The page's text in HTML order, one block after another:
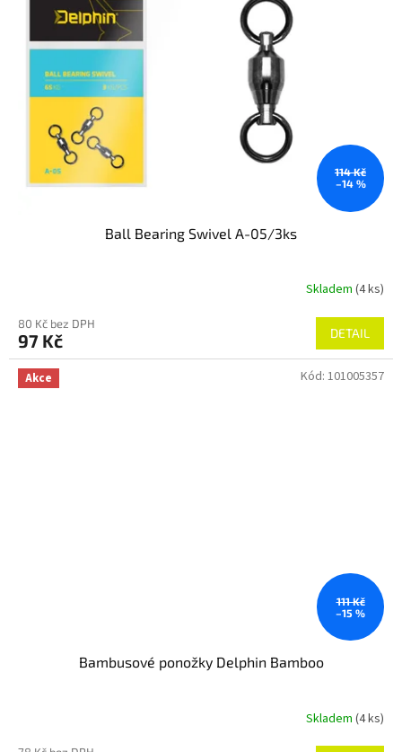
114 Kč
–14 %
Ball Bearing Swivel A-05/3ks
Skladem (4 ks)
80 Kč bez DPH
97 Kč DETAIL
Akce
111 Kč
–15 %
Bambusové ponožky Delphin Bamboo
Skladem (4 ks)
Kód: 101005357